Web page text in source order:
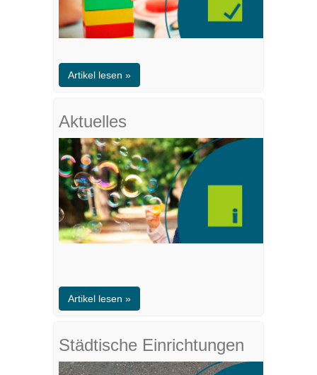
Artikel lesen »
Aktuelles
Artikel lesen »
Städtische Einrichtungen